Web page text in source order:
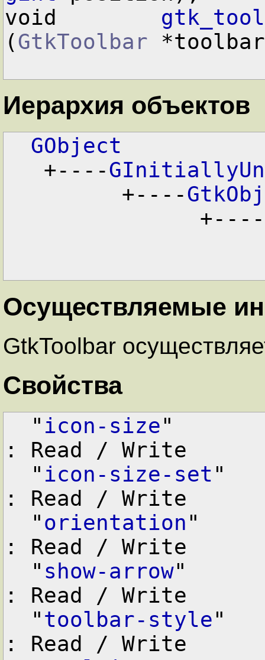
void
(GtkToolbar
Иерархия объектов
GObject
   +----
         +----
               +----
Осуществляемые
GtkToolbar
Свойства
  "
icon-size
: Read / Write
  "
icon-size-set
: Read / Write
  "
orientation
: Read / Write
  "
show-arrow
: Read / Write
  "
toolbar-style
: Read / Write